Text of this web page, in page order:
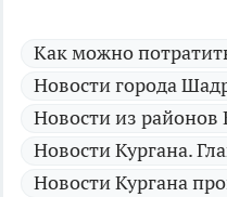
Как можно
Новости города
Новости из районов
Новости Кургана.
Новости Кургана